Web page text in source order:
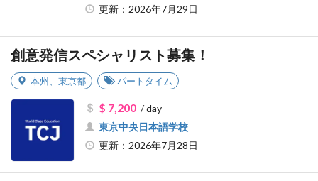
更新：2026年7月29日
創意発信スペシャリスト募集！
本州 東京都 パートタイム
$ 7,200/ day
東京中央日本語学校
更新：2026年7月28日